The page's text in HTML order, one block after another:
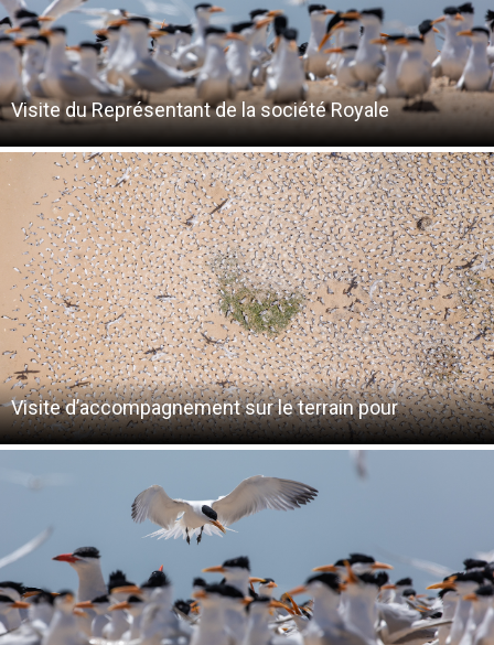
Visite du Représentant de la société Royale
Visite d’accompagnement sur le terrain pour